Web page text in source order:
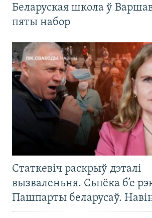
Беларуская школа ў
пяты набор
Статкевіч раскрыў дэталі
вызваленьня. Сьпёка б’е
Пашпарты беларусаў.